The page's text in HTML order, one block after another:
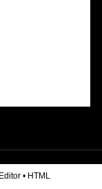
Editor • HTML